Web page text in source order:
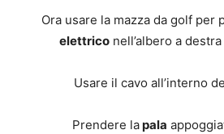
Ora usare la mazza da golf per
elettrico nell’albero a
Usare il cavo all’interno
Prendere lapala